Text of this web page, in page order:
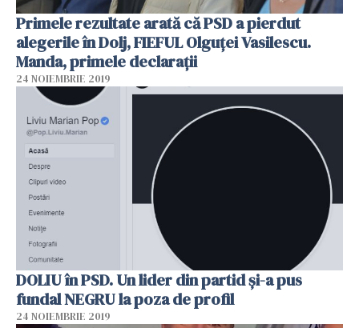
Primele rezultate arată că PSD a pierdut
alegerile în Dolj, FIEFUL Olguței Vasilescu.
Manda, primele declarații
24 NOIEMBRIE 2019
DOLIU în PSD. Un lider din partid şi-a pus
fundal NEGRU la poza de profil
24 NOIEMBRIE 2019